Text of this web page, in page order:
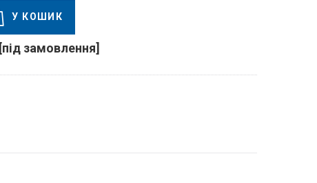
У КОШИК
[під замовлення]